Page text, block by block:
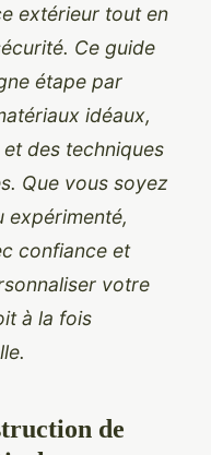
extérieur tout en
Ce guide
étape par
idéaux,
des techniques
Que vous soyez
expérimenté,
confiance et
votre
à la fois
de